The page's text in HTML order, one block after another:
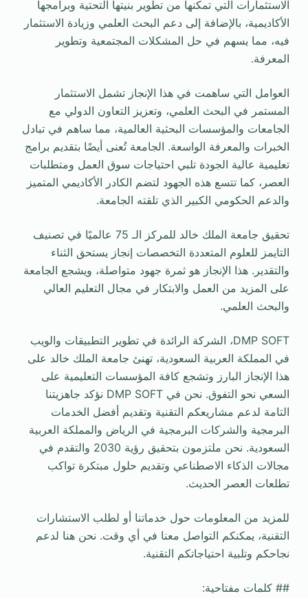
الاستثمارات التي تمكنها من تطوير بنيتها التحتية وبرامجها
الأكاديمية، بالإضافة إلى دعم البحث العلمي وزيادة الاستثمار
فيه، مما يسهم في حل المشكلات المجتمعية وتطوير
المعرفة.
العوامل التي ساهمت في هذا الإنجاز تشمل الاستثمار
المستمر في البحث العلمي، وتعزيز التعاون الدولي مع
الجامعات والمؤسسات البحثية العالمية، مما ساهم في تبادل
الخبرات والمعرفة الواسعة. الجامعة تُعنى أيضًا بتقديم برامج
تعليمية عالية الجودة تلبي احتياجات سوق العمل ومتطلبات
العصر، كما تتسع هذه الجهود لتضم الكادر الأكاديمي المتميز
والدعم الحكومي الكبير الذي تلقته الجامعة.
تحقيق جامعة الملك خالد للمركز الـ 75 عالميًا في تصنيف
التايمز للعلوم المتعددة التخصصات إنجاز يستحق الثناء
والتقدير. هذا الإنجاز هو ثمرة جهود متواصلة، ويشجع الجامعة
على المزيد من العمل والابتكار في مجال التعليم العالي
والبحث العلمي.
DMP SOFT، الشركة الرائدة في تطوير التطبيقات والويب
في المملكة العربية السعودية، تهنئ جامعة الملك خالد على
هذا الإنجاز البارز وتشجع كافة المؤسسات التعليمية على
السعي نحو التفوق. نحن في DMP SOFT نؤكد جاهزيتنا
التامة لدعم مشاريعكم التقنية وتقديم أفضل الخدمات
البرمجية والشركات البرمجية في الرياض والمملكة العربية
السعودية. نحن ملتزمون بتحقيق رؤية 2030 والتقدم في
مجالات الذكاء الاصطناعي وتقديم حلول مبتكرة تواكب
تطلعات العصر الحديث.
للمزيد من المعلومات حول خدماتنا أو لطلب الاستشارات
التقنية، يمكنكم التواصل معنا في أي وقت. نحن هنا لدعم
نجاحكم وتلبية احتياجاتكم التقنية.
## كلمات مفتاحية: